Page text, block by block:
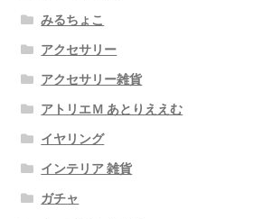
みるちょこ
アクセサリー
アクセサリー雑貨
アトリエＭ あとりええむ
イヤリング
インテリア 雑貨
ガチャ